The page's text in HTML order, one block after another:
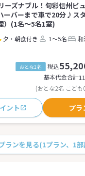
ーズナブル！旬彩信州ビ
ーバーまで車で20分♪ス
）(1名～5名1室)
夕・朝食付き 1～5名 和
おとな1名 税込
基本代金合計
(おとな2名 こど
ント プラ
ランを見る(1プラン、1